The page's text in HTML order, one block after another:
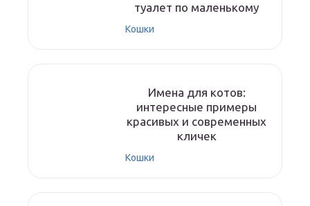
туалет по маленькому
Кошки
Имена для котов:
интересные примеры
красивых и современных
кличек
Кошки